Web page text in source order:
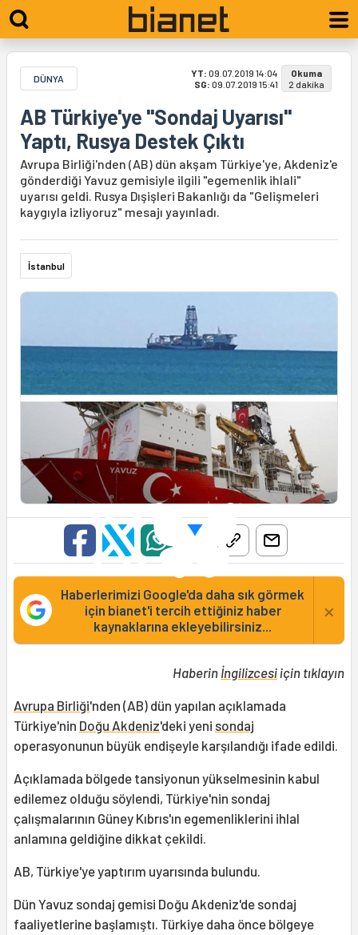
DÜNYA YT: 09.07.2019 14:04
SG: 09.07.2019 15:41
Okuma
2 dakika
AB Türkiye'ye "Sondaj Uyarısı"
Yaptı, Rusya Destek Çıktı
Avrupa Birliği'nden (AB) dün akşam Türkiye'ye, Akdeniz'e
gönderdiği Yavuz gemisiyle ilgili "egemenlik ihlali"
uyarısı geldi. Rusya Dışişleri Bakanlığı da "Gelişmeleri
kaygıyla izliyoruz" mesajı yayınladı.
İstanbul
Haberlerimizi Google'da daha sık görmek
için bianet'i tercih ettiğiniz haber
kaynaklarına ekleyebilirsiniz...
×
Haberin İngilizcesiiçin tıklayın
Avrupa Birliği'nden (AB) dün yapılan açıklamada
Türkiye'nin Doğu Akdeniz'deki yeni sondaj
operasyonunun büyük endişeyle karşılandığı ifade edildi.
Açıklamada bölgede tansiyonun yükselmesinin kabul
edilemez olduğu söylendi, Türkiye'nin sondaj
çalışmalarının Güney Kıbrıs'ın egemenliklerini ihlal
anlamına geldiğine dikkat çekildi.
AB, Türkiye'ye yaptırım uyarısında bulundu.
Dün Yavuz sondaj gemisi Doğu Akdeniz'de sondaj
faaliyetlerine başlamıştı. Türkiye daha önce bölgeye